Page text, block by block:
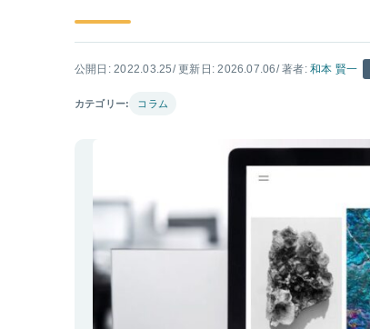
公開日: 2022.03.25/ 更新日: 2026.07.06/ 著者:和本 賢一
カテゴリー: コラム